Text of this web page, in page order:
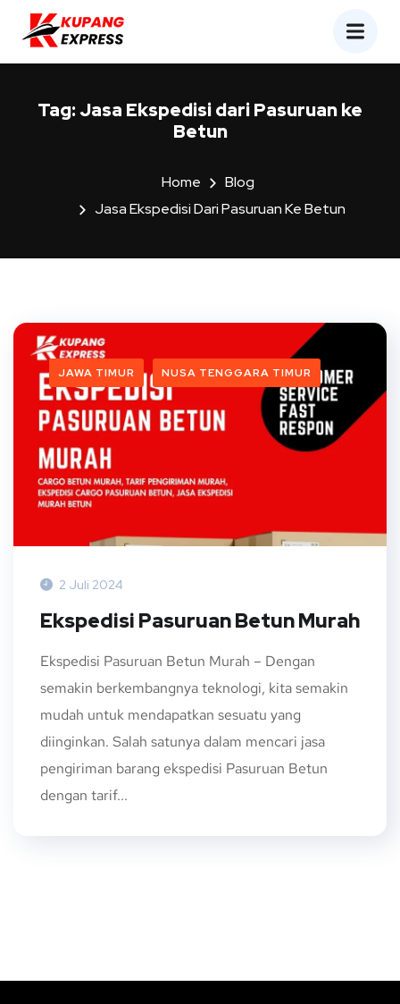
Tag:Jasa Ekspedisi dari Pasuruan ke
Betun
Home
Blog
Jasa Ekspedisi Dari Pasuruan Ke Betun
JAWA TIMUR NUSA TENGGARA TIMUR
2 Juli 2024
Ekspedisi Pasuruan Betun Murah
Ekspedisi Pasuruan Betun Murah – Dengan
semakin berkembangnya teknologi, kita semakin
mudah untuk mendapatkan sesuatu yang
diinginkan. Salah satunya dalam mencari jasa
pengiriman barang ekspedisi Pasuruan Betun
dengan tarif...